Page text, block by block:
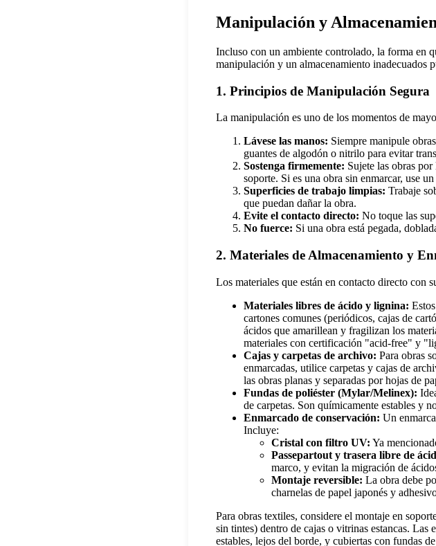
Manipulación y
Incluso con un ambiente controlado, la forma en
manipulación y un almacenamiento inadecuados
1. Principios de Manipulación Segura
La manipulación es uno de los momentos de
Lávese las manos: Siempre manipule
guantes de algodón o nitrilo para evitar
Sostenga firmemente: Sujete las obras
soporte. Si es una obra sin enmarcar, use
Superficies de trabajo limpias: Trabaje
que puedan dañar la obra.
Evite el contacto directo: No toque las
No fuerce: Si una obra está pegada,
2. Materiales de Almacenamiento y
Los materiales que están en contacto directo con
Materiales libres de ácido y lignina:
cartones comunes (periódicos, cajas de
ácidos que amarillean y fragilizan los
materiales con certificación "acid-free" y
Cajas y carpetas de archivo: Para obras
enmarcadas, utilice carpetas y cajas de
las obras planas y separadas por hojas de
Fundas de poliéster (Mylar/Melinex):
de carpetas. Son químicamente estables y
Enmarcado de conservación: Un
Incluye:
Cristal con filtro UV: Ya
Passepartout y trasera libre de
marco, y evitan la migración de
Montaje reversible: La obra debe
charnelas de papel japonés y
Para obras textiles, considere el montaje en
sin tintes) dentro de cajas o vitrinas estancas. Las
estables, lejos del borde, y cubiertas con fundas